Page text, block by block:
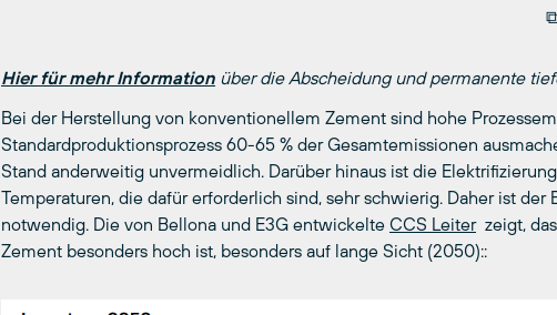
⧉
Hier für mehr Information über die Abscheidung und permanente
Bei der Herstellung von konventionellem Zement sind hohe
Standardproduktionsprozess 60-65 % der Gesamtemissionen
Stand anderweitig unvermeidlich. Darüber hinaus ist die
Temperaturen, die dafür erforderlich sind, sehr schwierig. Daher ist der
notwendig. Die von Bellona und E3G entwickelte CCS Leiterzeigt,
Zement besonders hoch ist, besonders auf lange Sicht (2050)::